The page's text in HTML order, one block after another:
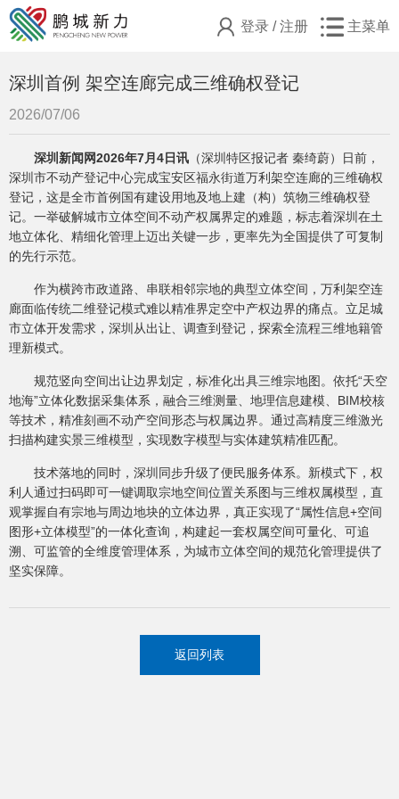
登录 /注册 主菜单
深圳首例 架空连廊完成三维确权登记
2026/07/06
深圳新闻网2026年7月4日讯 （深圳特区报记者 秦绮蔚）日前，
深圳市不动产登记中心完成宝安区福永街道万利架空连廊的三维确权
登记，这是全市首例国有建设用地及地上建（构）筑物三维确权登
记。一举破解城市立体空间不动产权属界定的难题，标志着深圳在土
地立体化、精细化管理上迈出关键一步，更率先为全国提供了可复制
的先行示范。
作为横跨市政道路、串联相邻宗地的典型立体空间，万利架空连
廊面临传统二维登记模式难以精准界定空中产权边界的痛点。立足城
市立体开发需求，深圳从出让、调查到登记，探索全流程三维地籍管
理新模式。
规范竖向空间出让边界划定，标准化出具三维宗地图。依托“天空
地海”立体化数据采集体系，融合三维测量、地理信息建模、BIM校核
等技术，精准刻画不动产空间形态与权属边界。通过高精度三维激光
扫描构建实景三维模型，实现数字模型与实体建筑精准匹配。
技术落地的同时，深圳同步升级了便民服务体系。新模式下，权
利人通过扫码即可一键调取宗地空间位置关系图与三维权属模型，直
观掌握自有宗地与周边地块的立体边界，真正实现了“属性信息+空间
图形+立体模型”的一体化查询，构建起一套权属空间可量化、可追
溯、可监管的全维度管理体系，为城市立体空间的规范化管理提供了
坚实保障。
返回列表